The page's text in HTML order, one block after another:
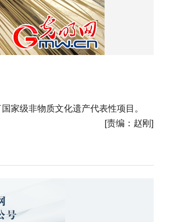
家级非物质文化遗产代表性项目。
[责编：赵刚]